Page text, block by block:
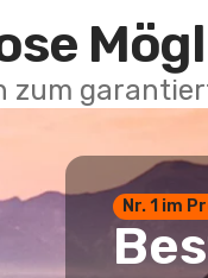
zum
Nr. 1 im